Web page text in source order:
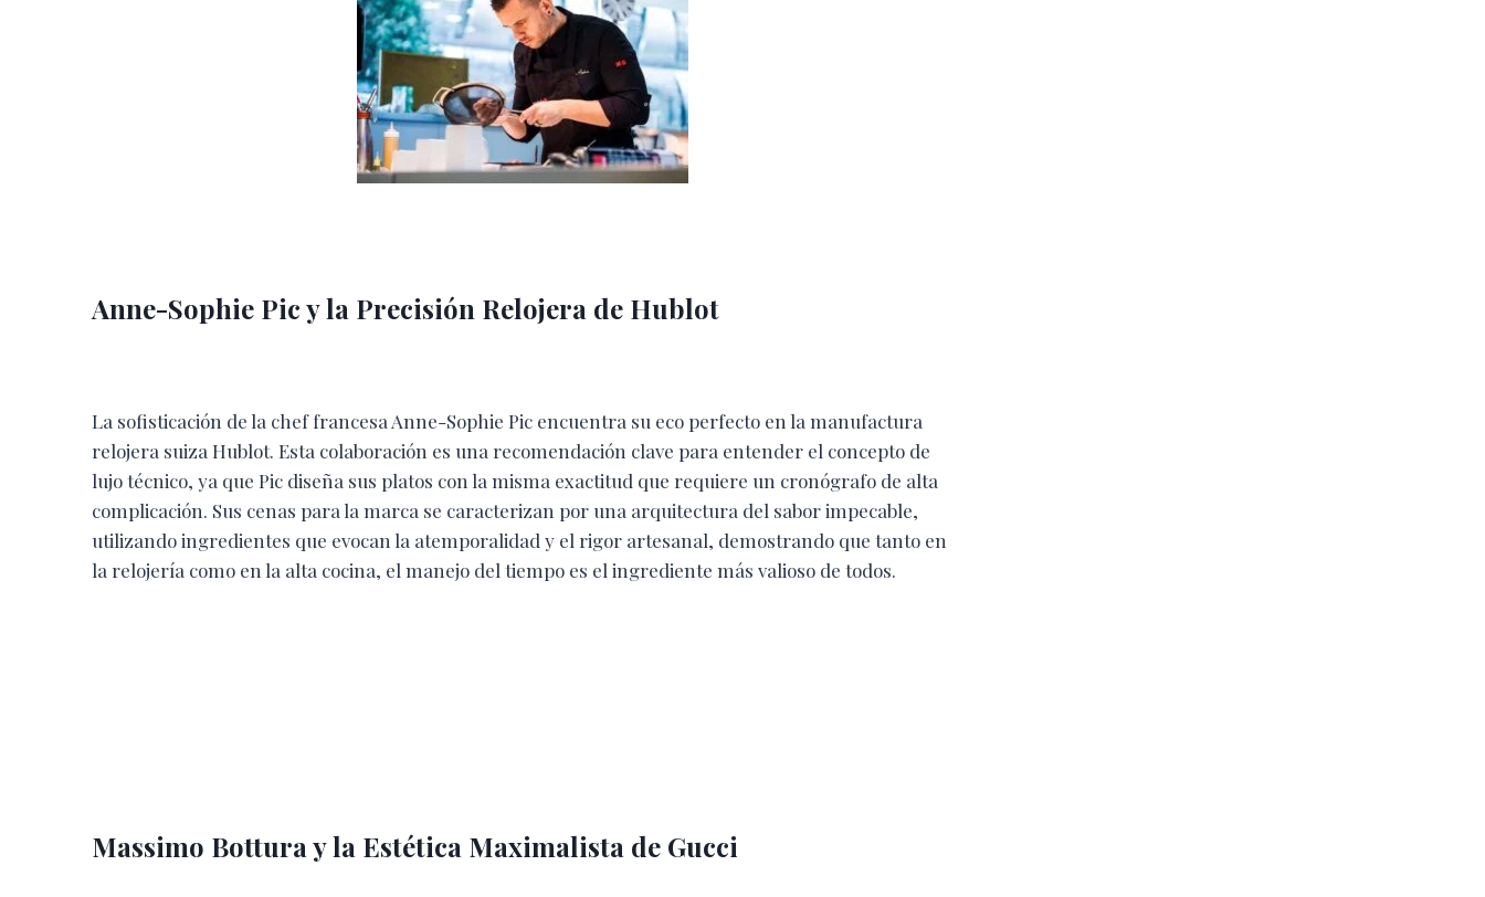
Anne-Sophie Pic y la Precisión Relojera de Hublot
La sofisticación de la chef francesa Anne-Sophie Pic encuentra su eco perfecto en la manufactura
relojera suiza Hublot. Esta colaboración es una recomendación clave para entender el concepto de
lujo técnico, ya que Pic diseña sus platos con la misma exactitud que requiere un cronógrafo de alta
complicación. Sus cenas para la marca se caracterizan por una arquitectura del sabor impecable,
utilizando ingredientes que evocan la atemporalidad y el rigor artesanal, demostrando que tanto en
la relojería como en la alta cocina, el manejo del tiempo es el ingrediente más valioso de todos.
Massimo Bottura y la Estética Maximalista de Gucci